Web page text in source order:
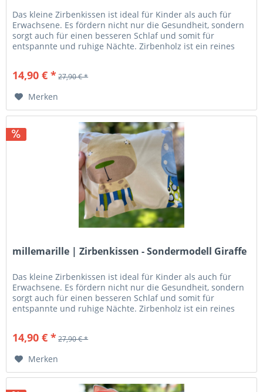
Das kleine Zirbenkissen ist ideal für Kinder als auch für
Erwachsene. Es fördern nicht nur die Gesundheit, sondern
sorgt auch für einen besseren Schlaf und somit für
entspannte und ruhige Nächte. Zirbenholz ist ein reines
14,90 € *27,90 € *
Merken
millemarille | Zirbenkissen - Sondermodell Giraffe
Das kleine Zirbenkissen ist ideal für Kinder als auch für
Erwachsene. Es fördern nicht nur die Gesundheit, sondern
sorgt auch für einen besseren Schlaf und somit für
entspannte und ruhige Nächte. Zirbenholz ist ein reines
14,90 € *27,90 € *
Merken